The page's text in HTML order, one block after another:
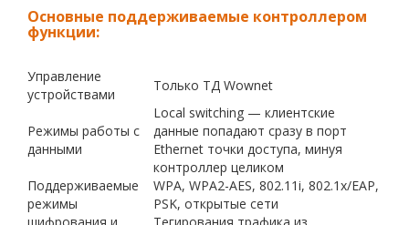
Основные поддерживаемые контроллером
функции:
Управление
устройствами
Только ТД Wownet
Режимы работы с
данными
Local switching — клиентские
данные попадают сразу в порт
Ethernet точки доступа, минуя
контроллер целиком
Поддерживаемые
режимы
WPA, WPA2-AES, 802.11i, 802.1x/EAP,
PSK, открытые сети